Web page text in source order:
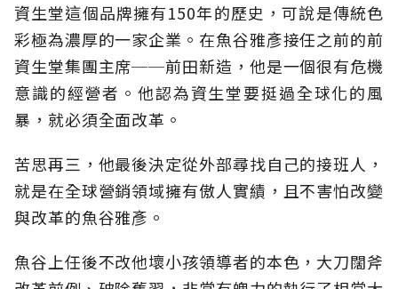
資生堂這個品牌擁有150年的歷史，可說是傳統色
彩極為濃厚的一家企業。在魚谷雅彥接任之前的前
資生堂集團主席──前田新造，他是一個很有危機
意識的經營者。他認為資生堂要挺過全球化的風
暴，就必須全面改革。
苦思再三，他最後決定從外部尋找自己的接班人，
就是在全球營銷領域擁有傲人實績，且不害怕改變
與改革的魚谷雅彥。
魚谷上任後不改他壞小孩領導者的本色，大刀闊斧